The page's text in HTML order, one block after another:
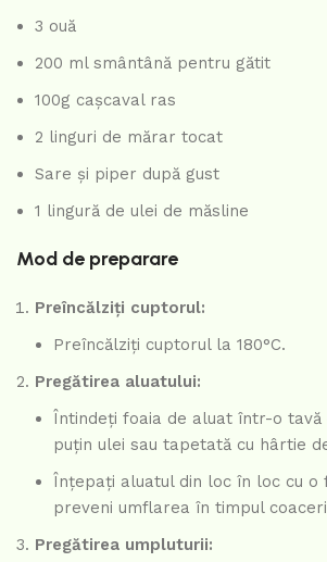
3 ouă
200 ml smântână pentru gătit
100g cașcaval ras
2 linguri de mărar tocat
Sare și piper după gust
1 lingură de ulei de măsline
Mod de preparare
Preîncălziți cuptorul:
Preîncălziți cuptorul la 180°C.
Pregătirea aluatului:
Întindeți foaia de aluat într-o tavă
puțin ulei sau tapetată cu hârtie
Înțepați aluatul din loc în loc cu o
preveni umflarea în timpul
Pregătirea umpluturii: